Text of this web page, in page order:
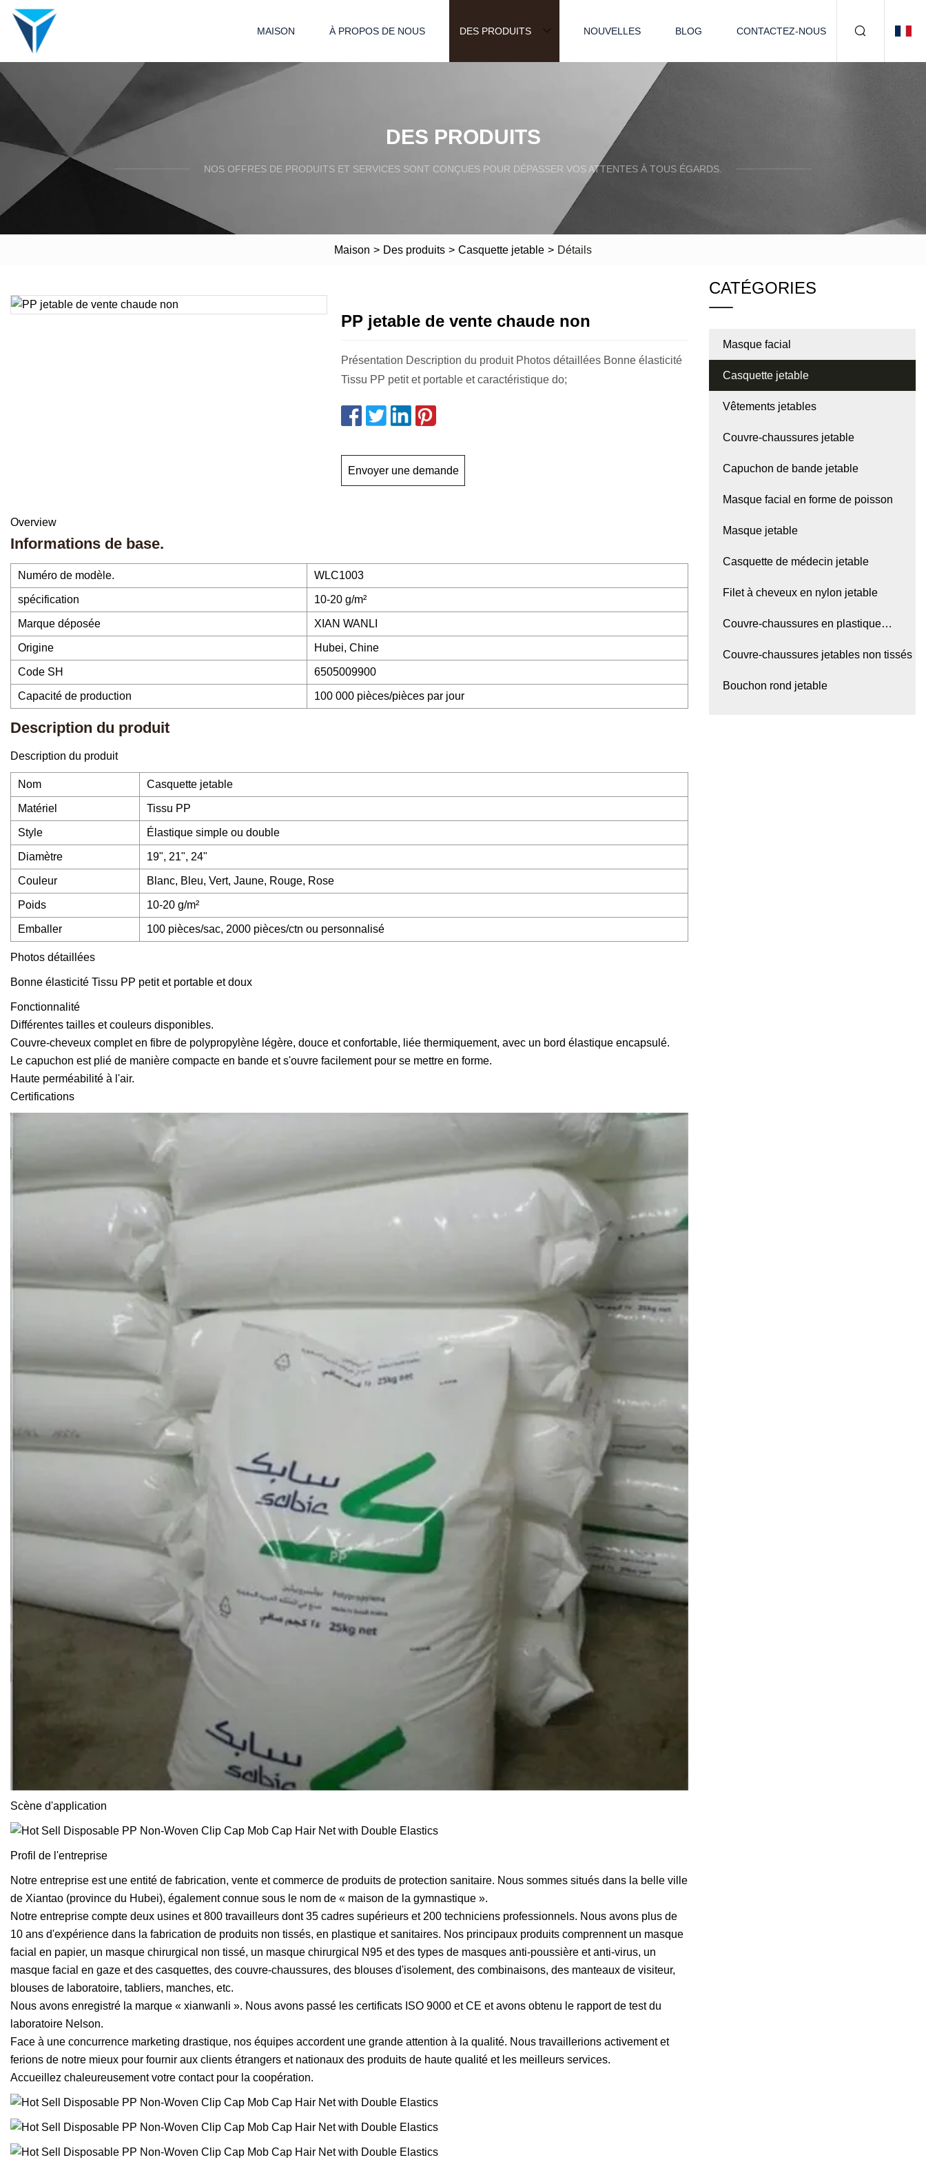
MAISON À PROPOS DE NOUS DES PRODUITS NOUVELLES BLOG CONTACTEZ-NOUS
DES PRODUITS
NOS OFFRES DE PRODUITS ET SERVICES SONT CONÇUES POUR DÉPASSER VOS ATTENTES À TOUS ÉGARDS.
Maison > Des produits > Casquette jetable > Détails
PP jetable de vente chaude non
Présentation Description du produit Photos détaillées Bonne élasticité
Tissu PP petit et portable et caractéristique do;
Envoyer une demande
Overview
Informations de base.
Numéro de modèle. WLC1003
spécification 10-20 g/m²
Marque déposée XIAN WANLI
Origine Hubei, Chine
Code SH 6505009900
Capacité de production 100 000 pièces/pièces par jour
Description du produit
Description du produit
Nom Casquette jetable
Matériel Tissu PP
Style Élastique simple ou double
Diamètre 19", 21", 24"
Couleur Blanc, Bleu, Vert, Jaune, Rouge, Rose
Poids 10-20 g/m²
Emballer 100 pièces/sac, 2000 pièces/ctn ou personnalisé
Photos détaillées
Bonne élasticité Tissu PP petit et portable et doux
Fonctionnalité
Différentes tailles et couleurs disponibles.
Couvre-cheveux complet en fibre de polypropylène légère, douce et confortable, liée thermiquement, avec un bord élastique encapsulé.
Le capuchon est plié de manière compacte en bande et s'ouvre facilement pour se mettre en forme.
Haute perméabilité à l'air.
Certifications
Scène d'application
Profil de l'entreprise
Notre entreprise est une entité de fabrication, vente et commerce de produits de protection sanitaire. Nous sommes situés dans la belle ville
de Xiantao (province du Hubei), également connue sous le nom de « maison de la gymnastique ».
Notre entreprise compte deux usines et 800 travailleurs dont 35 cadres supérieurs et 200 techniciens professionnels. Nous avons plus de
10 ans d'expérience dans la fabrication de produits non tissés, en plastique et sanitaires. Nos principaux produits comprennent un masque
facial en papier, un masque chirurgical non tissé, un masque chirurgical N95 et des types de masques anti-poussière et anti-virus, un
masque facial en gaze et des casquettes, des couvre-chaussures, des blouses d'isolement, des combinaisons, des manteaux de visiteur,
blouses de laboratoire, tabliers, manches, etc.
Nous avons enregistré la marque « xianwanli ». Nous avons passé les certificats ISO 9000 et CE et avons obtenu le rapport de test du
laboratoire Nelson.
Face à une concurrence marketing drastique, nos équipes accordent une grande attention à la qualité. Nous travaillerions activement et
ferions de notre mieux pour fournir aux clients étrangers et nationaux des produits de haute qualité et les meilleurs services.
Accueillez chaleureusement votre contact pour la coopération.
CATÉGORIES
Masque facial
Casquette jetable
Vêtements jetables
Couvre-chaussures jetable
Capuchon de bande jetable
Masque facial en forme de poisson
Masque jetable
Casquette de médecin jetable
Filet à cheveux en nylon jetable
Couvre-chaussures en plastique
jetables
Couvre-chaussures jetables non tissés
Bouchon rond jetable